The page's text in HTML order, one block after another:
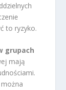
to ryzyko.
grupach
mają